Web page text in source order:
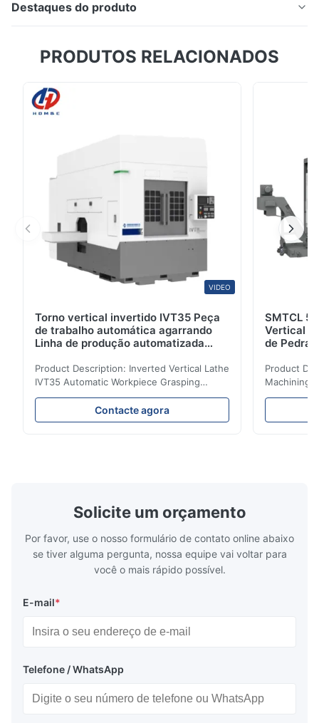
Destaques do produto
SMTCL HTC40Hm BMT55 12 posições Power Turret
SMTCL HTC40Hm é um centro de torneamento CNC
horizontal projetado para torneamento, fresamento e
PRODUTOS RELACIONADOS
VIDEO
Torno vertical invertido IVT35 Peça
de trabalho automática agarrando
Linha de produção automatizada
Product Description: Inverted Vertical Lathe
IVT35 Automatic Workpiece Grasping
Automated Production Line CNC Lathe
IVT35 automated production line stands
out with standardized modular design and
layout, it integrates turning, drilling and
boring for multi-process machining. Ideal
Contacte agora
SMTCL 5
Vertical
de Pedra
Product
Machining
Mineral
for the
Solicite um orçamento
Por favor, use o nosso formulário de contato online abaixo
se tiver alguma pergunta, nossa equipe vai voltar para
você o mais rápido possível.
E-mail*
Telefone / WhatsApp